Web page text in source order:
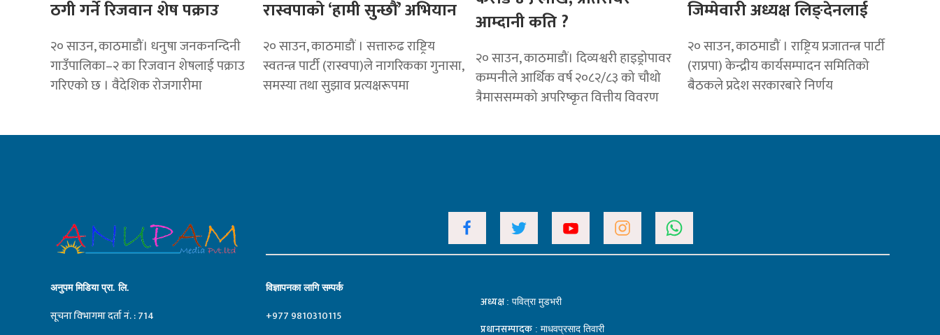
ठगी गर्ने रिजवान शेष पक्राउ
२० साउन, काठमाडौं। धनुषा जनकनन्दिनी
गाउँपालिका–२ का रिजवान शेषलाई पक्राउ
गरिएको छ । वैदेशिक रोजगारीमा
रास्वपाको ‘हामी सुन्छौं’ अभियान
२० साउन, काठमाडौं । सत्तारुढ राष्ट्रिय
स्वतन्त्र पार्टी (रास्वपा)ले नागरिकका गुनासा,
समस्या तथा सुझाव प्रत्यक्षरूपमा
आम्दानी कति ?
२० साउन, काठमाडौं। दिव्यश्वरी हाइड्रोपावर
कम्पनीले आर्थिक वर्ष २०८२/८३ को चौथो
त्रैमाससम्मको अपरिष्कृत वित्तीय विवरण
जिम्मेवारी अध्यक्ष लिङ्देनलाई
२० साउन, काठमाडौं । राष्ट्रिय प्रजातन्त्र पार्टी
(राप्रपा) केन्द्रीय कार्यसम्पादन समितिको
बैठकले प्रदेश सरकारबारे निर्णय
अनुपम मिडिया प्रा. लि.
सूचना विभागमा दर्ता नं. : 714
विज्ञापनका लागि सम्पर्क
+977 9810310115
अध्यक्ष : पवित्रा मुडभरी
प्रधानसम्पादक : माधवप्रसाद तिवारी